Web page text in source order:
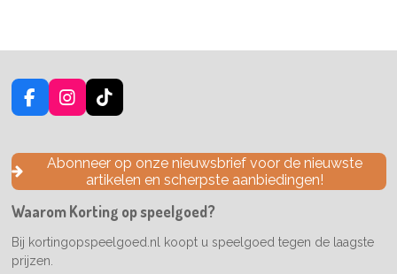
F
a
e
o
k
I
n
t
a
g
a
m
T
i
T
o
k
Abonneer op onze nieuwsbrief voor de nieuwste
artikelen en scherpste aanbiedingen!
Waarom Korting op speelgoed?
Bij kortingopspeelgoed.nl koopt u speelgoed tegen de laagste
prijzen.